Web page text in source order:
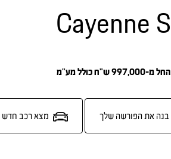
Cayenne S
החל מ-997,000 ש"ח כולל מע"מ
בנה את הפורשה שלך מצא רכב